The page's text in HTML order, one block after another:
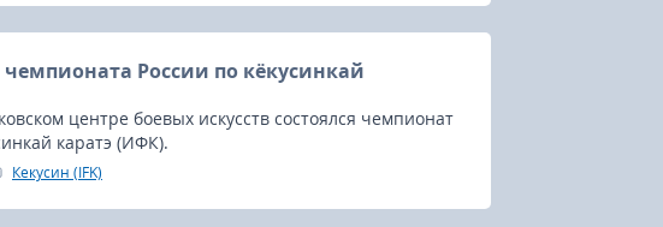
России по кёкусинкай
центре боевых искусств состоялся чемпионат
каратэ (ИФК).
Кекусин (IFK)